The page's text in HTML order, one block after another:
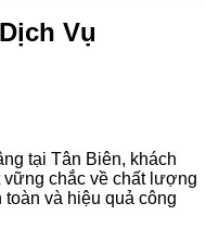
Vụ
tại Tân Biên, khách
chắc về chất lượng
và hiệu quả công